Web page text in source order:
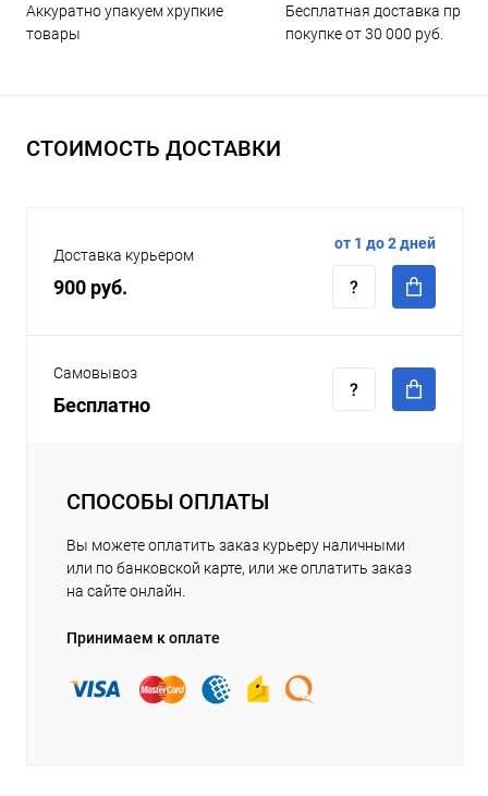
Аккуратно упакуем хрупкие
товары
Бесплатная доставка при
покупке от 30 000 руб.
СТОИМОСТЬ ДОСТАВКИ
Доставка курьером
900 руб.
от 1 до 2 дней
Самовывоз
Бесплатно
СПОСОБЫ ОПЛАТЫ
Вы можете оплатить заказ курьеру наличными
или по банковской карте, или же оплатить заказ
на сайте онлайн.
Принимаем к оплате